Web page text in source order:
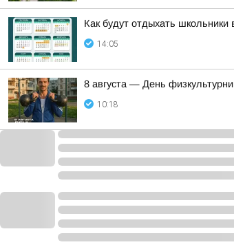
Как будут отдыхать школьники
14:05
8 августа — День
10:18